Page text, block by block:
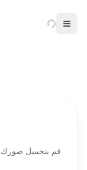
قم بتحميل صورك